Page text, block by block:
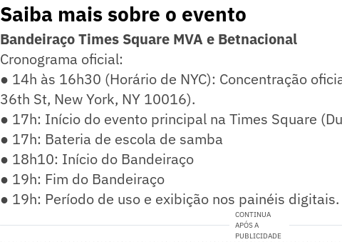
Saiba mais sobre o evento
Bandeiraço Times Square MVA e Betnacional
Cronograma oficial:
● 14h às 16h30 (Horário de NYC): Concentração
36th St, New York, NY 10016).
● 17h: Início do evento principal na Times Square
● 17h: Bateria de escola de samba
● 18h10: Início do Bandeiraço
● 19h: Fim do Bandeiraço
● 19h: Período de uso e exibição nos painéis digitais.
CONTINUA
APÓS A
PUBLICIDADE